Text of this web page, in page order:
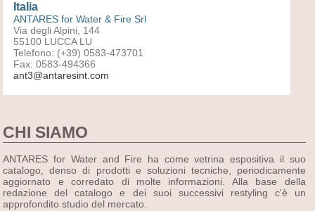
Italia
ANTARES for Water & Fire Srl
Via degli Alpini, 144
55100 LUCCA LU
Telefono: (+39) 0583-473701
Fax: 0583-494366
ant3@antaresint.com
CHI SIAMO
ANTARES for Water and Fire ha come vetrina espositiva il suo
catalogo, denso di prodotti e soluzioni tecniche, periodicamente
aggiornato e corredato di molte informazioni. Alla base della
redazione del catalogo e dei suoi successivi restyling c'è un
approfondito studio del mercato.